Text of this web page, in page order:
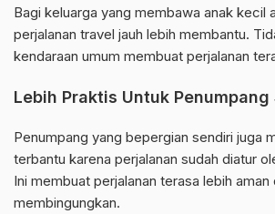
Bagi keluarga yang membawa anak kecil
perjalanan travel jauh lebih membantu.
kendaraan umum membuat perjalanan
Lebih Praktis Untuk Penumpang
Penumpang yang bepergian sendiri juga
terbantu karena perjalanan sudah diatur
Ini membuat perjalanan terasa lebih aman
membingungkan.